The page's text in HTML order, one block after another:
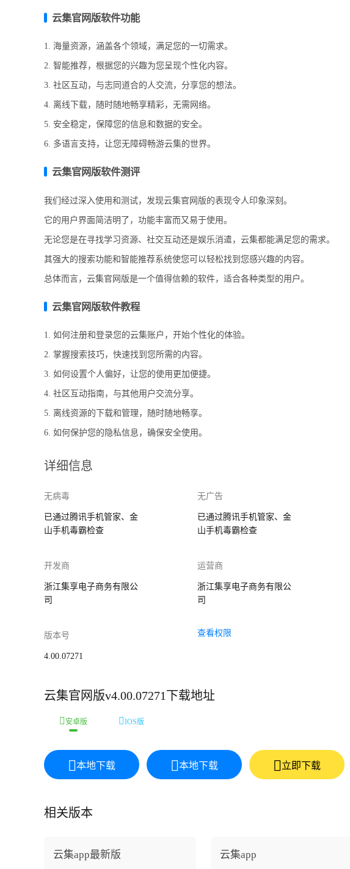
云集官网版软件功能
1. 海量资源，涵盖各个领域，满足您的一切需求。
2. 智能推荐，根据您的兴趣为您呈现个性化内容。
3. 社区互动，与志同道合的人交流，分享您的想法。
4. 离线下载，随时随地畅享精彩，无需网络。
5. 安全稳定，保障您的信息和数据的安全。
6. 多语言支持，让您无障碍畅游云集的世界。
云集官网版软件测评
我们经过深入使用和测试，发现云集官网版的表现令人印象深刻。
它的用户界面简洁明了，功能丰富而又易于使用。
无论您是在寻找学习资源、社交互动还是娱乐消遣，云集都能满足您的需求。
其强大的搜索功能和智能推荐系统使您可以轻松找到您感兴趣的内容。
总体而言，云集官网版是一个值得信赖的软件，适合各种类型的用户。
云集官网版软件教程
1. 如何注册和登录您的云集账户，开始个性化的体验。
2. 掌握搜索技巧，快速找到您所需的内容。
3. 如何设置个人偏好，让您的使用更加便捷。
4. 社区互动指南，与其他用户交流分享。
5. 离线资源的下载和管理，随时随地畅享。
6. 如何保护您的隐私信息，确保安全使用。
详细信息
无病毒
已通过腾讯手机管家、金
山手机毒霸检查
无广告
已通过腾讯手机管家、金
山手机毒霸检查
开发商
浙江集享电子商务有限公
司
运营商
浙江集享电子商务有限公
司
版本号
4.00.07271
查看权限
云集官网版v4.00.07271下载地址
安卓版 IOS版
本地下载 本地下载 立即下载
相关版本
云集app最新版 云集app